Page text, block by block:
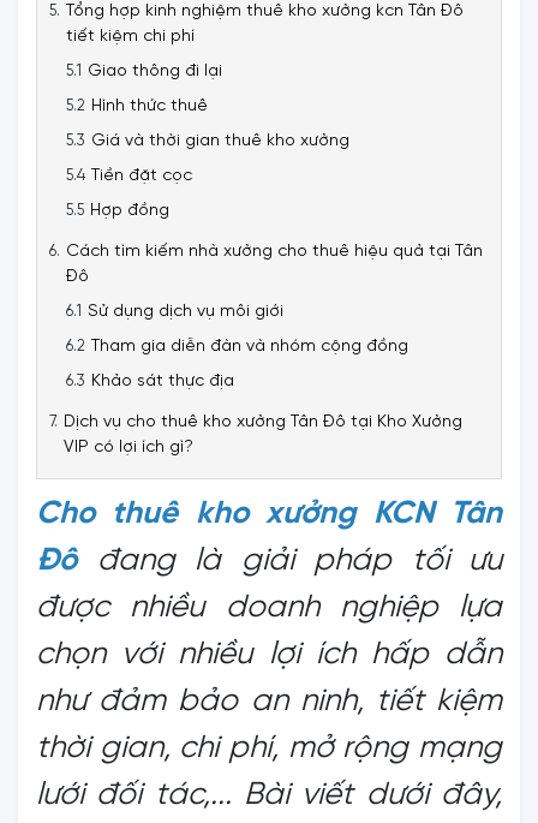
Tổng hợp kinh nghiệm thuê kho xưởng kcn Tân Đô
tiết kiệm chi phí
Giao thông đi lại
Hình thức thuê
Giá và thời gian thuê kho xưởng
Tiền đặt cọc
Hợp đồng
Cách tìm kiếm nhà xưởng cho thuê hiệu quả tại Tân
Đô
Sử dụng dịch vụ môi giới
Tham gia diễn đàn và nhóm cộng đồng
Khảo sát thực địa
Dịch vụ cho thuê kho xưởng Tân Đô tại Kho Xưởng
VIP có lợi ích gì?
Cho thuê kho xưởng KCN Tân
Đôđang là giải pháp tối ưu
được nhiều doanh nghiệp lựa
chọn với nhiều lợi ích hấp dẫn
như đảm bảo an ninh, tiết kiệm
thời gian, chi phí, mở rộng mạng
lưới đối tác,... Bài viết dưới đây,